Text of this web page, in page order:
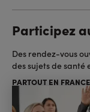
Participez
Des rendez-vous
des sujets de santé
PARTOUT EN